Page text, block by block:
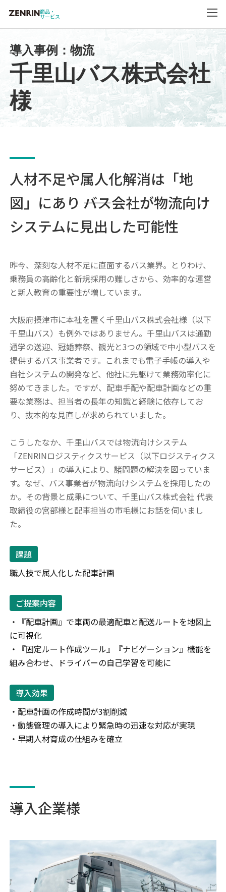
商品・
サービス
導入事例：物流
千里山バス株式会社
様
人材不足や属人化解消は「地
図」にあり ――バス会社が物流向け
システムに見出した可能性
昨今、深刻な人材不足に直面するバス業界。とりわけ、
乗務員の高齢化と新規採用の難しさから、効率的な運営
と新人教育の重要性が増しています。
大阪府摂津市に本社を置く千里山バス株式会社様（以下
千里山バス）も例外ではありません。千里山バスは通勤
通学の送迎、冠婚葬祭、観光と3つの領域で中小型バスを
提供するバス事業者です。これまでも電子手帳の導入や
自社システムの開発など、他社に先駆けて業務効率化に
努めてきました。ですが、配車手配や配車計画などの重
要な業務は、担当者の長年の知識と経験に依存してお
り、抜本的な見直しが求められていました。
こうしたなか、千里山バスでは物流向けシステム
「ZENRINロジスティクスサービス（以下ロジスティクス
サービス）」の導入により、諸問題の解決を図っていま
す。なぜ、バス事業者が物流向けシステムを採用したの
か。その背景と成果について、千里山バス株式会社 代表
取締役の宮部様と配車担当の市毛様にお話を伺いまし
た。
課題
職人技で属人化した配車計画
ご提案内容
・『配車計画』で車両の最適配車と配送ルートを地図上
に可視化
・『固定ルート作成ツール』『ナビゲーション』機能を
組み合わせ、ドライバーの自己学習を可能に
導入効果
・配車計画の作成時間が3割削減
・動態管理の導入により緊急時の迅速な対応が実現
・早期人材育成の仕組みを確立
導入企業様